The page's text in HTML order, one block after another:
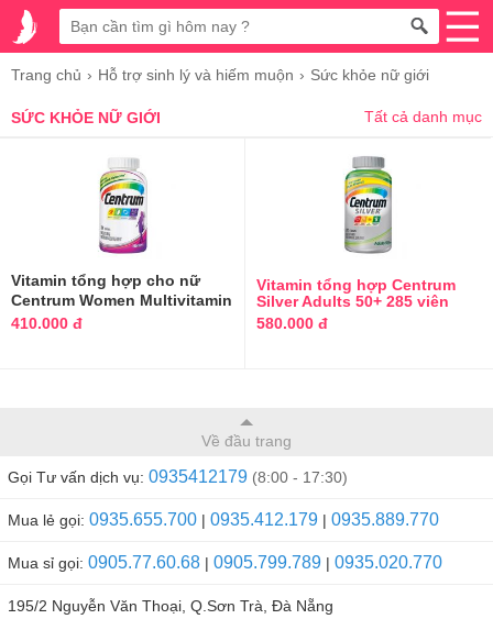
Trang chủ Hỗ trợ sinh lý và hiếm muộn Sức khỏe nữ giới
SỨC KHỎE NỮ GIỚI Tất cả danh mục
Vitamin tổng hợp cho nữ
Centrum Women Multivitamin
200 viên
410.000 đ
Vitamin tổng hợp Centrum
Silver Adults 50+ 285 viên
của Mỹ
580.000 đ
Về đầu trang
Gọi Tư vấn dịch vụ: 0935412179 (8:00 - 17:30)
Mua lẻ gọi: 0935.655.700 | 0935.412.179 | 0935.889.770
Mua sỉ gọi: 0905.77.60.68 | 0905.799.789 | 0935.020.770
195/2 Nguyễn Văn Thoại, Q.Sơn Trà, Đà Nẵng